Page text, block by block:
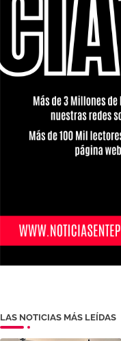
LAS NOTICIAS MÁS LEÍDAS